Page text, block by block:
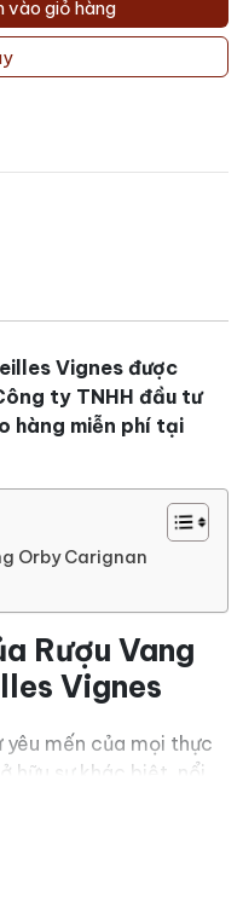
vào giỏ hàng
Vignes được
ty TNHH đầu tư
hàng miễn phí tại
Orby Carignan
Rượu Vang
Vignes
yêu mến của mọi thực
hữu sự khác biệt, nổi
nhiều yếu tố khác
bất cứ ai đã có dịp
Vignes đều không